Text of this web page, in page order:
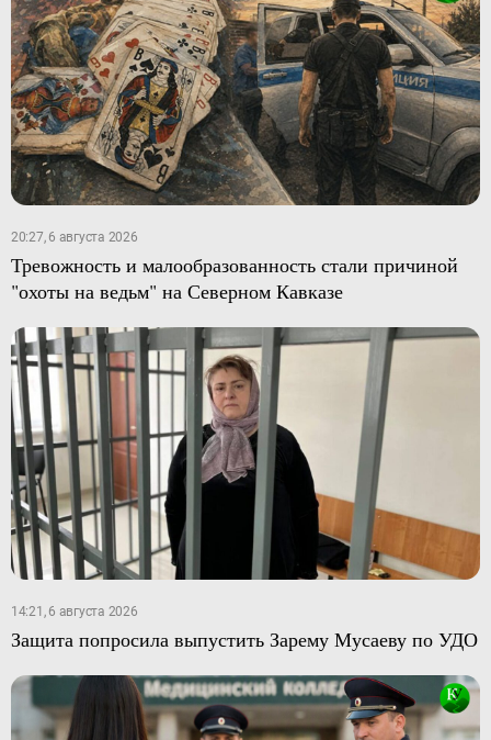
20:27, 6 августа 2026
Тревожность и малообразованность стали причиной
"охоты на ведьм" на Северном Кавказе
14:21, 6 августа 2026
Защита попросила выпустить Зарему Мусаеву по УДО